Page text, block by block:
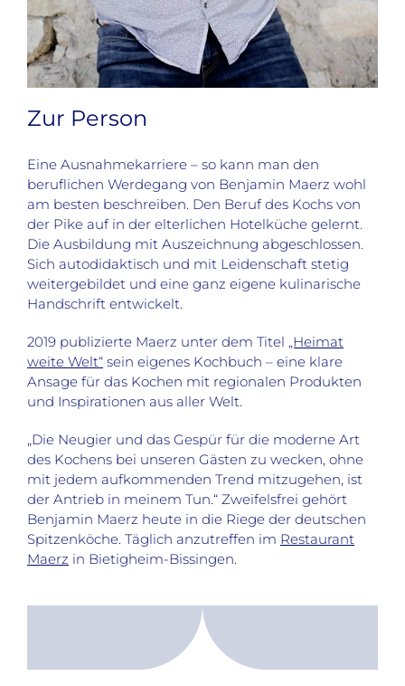
Zur Person
Eine Ausnahmekarriere – so kann man den
beruflichen Werdegang von Benjamin Maerz wohl
am besten beschreiben. Den Beruf des Kochs von
der Pike auf in der elterlichen Hotelküche gelernt.
Die Ausbildung mit Auszeichnung abgeschlossen.
Sich autodidaktisch und mit Leidenschaft stetig
weitergebildet und eine ganz eigene kulinarische
Handschrift entwickelt.
2019 publizierte Maerz unter dem Titel „Heimat
weite Welt“ sein eigenes Kochbuch – eine klare
Ansage für das Kochen mit regionalen Produkten
und Inspirationen aus aller Welt.
„Die Neugier und das Gespür für die moderne Art
des Kochens bei unseren Gästen zu wecken, ohne
mit jedem aufkommenden Trend mitzugehen, ist
der Antrieb in meinem Tun.“ Zweifelsfrei gehört
Benjamin Maerz heute in die Riege der deutschen
Spitzenköche. Täglich anzutreffen im Restaurant
Maerz in Bietigheim-Bissingen.